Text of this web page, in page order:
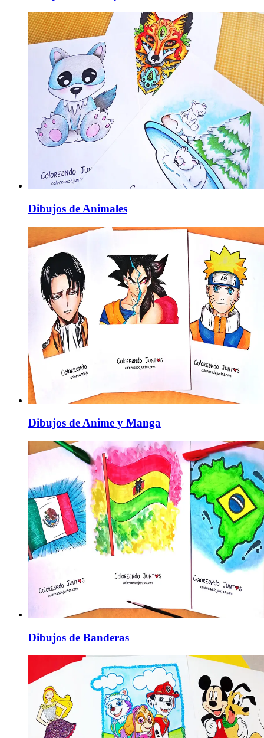
Dibujos de Animales
Dibujos de Anime y Manga
Dibujos de Banderas